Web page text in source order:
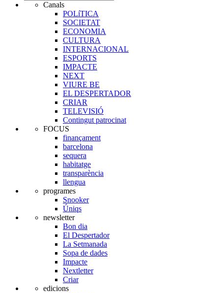
Canals
POLíTICA
SOCIETAT
ECONOMIA
CULTURA
INTERNACIONAL
ESPORTS
IMPACTE
NEXT
VIURE BE
EL DESPERTADOR
CRIAR
TELEVISIÓ
Contingut patrocinat
FOCUS
finançament
barcelona
sequera
habitatge
transparència
llengua
programes
Snooker
Úniqs
newsletter
Bon dia
El Despertador
La Setmanada
Sopa de dades
Impacte
Nextletter
Criar
edicions